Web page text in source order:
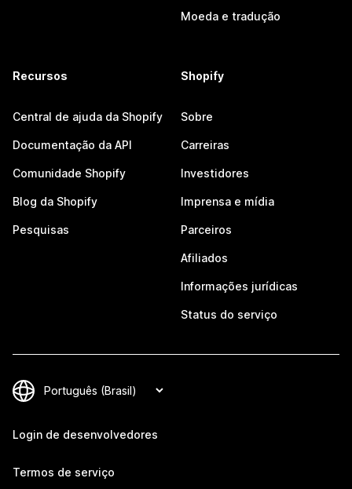
Moeda e tradução
Recursos
Central de ajuda da Shopify
Documentação da API
Comunidade Shopify
Blog da Shopify
Pesquisas
Shopify
Sobre
Carreiras
Investidores
Imprensa e mídia
Parceiros
Afiliados
Informações jurídicas
Status do serviço
Login de desenvolvedores
Termos de serviço